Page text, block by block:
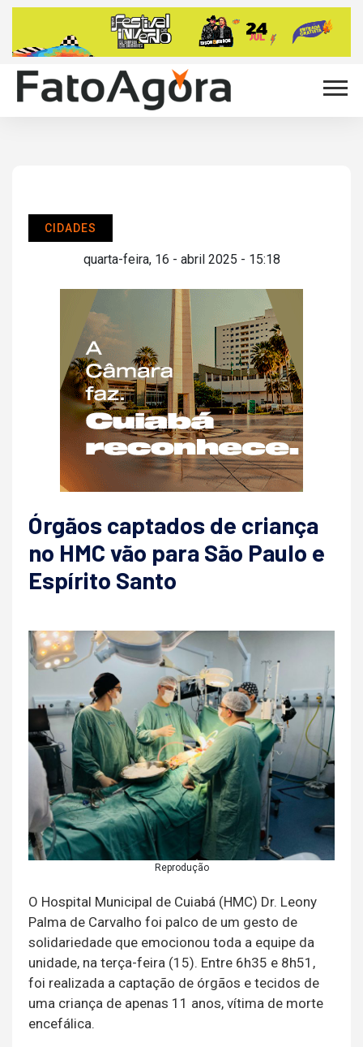
CIDADES
quarta-feira, 16 - abril 2025 - 15:18
Órgãos captados de criança
no HMC vão para São Paulo e
Espírito Santo
Reprodução
O Hospital Municipal de Cuiabá (HMC) Dr. Leony
Palma de Carvalho foi palco de um gesto de
solidariedade que emocionou toda a equipe da
unidade, na terça-feira (15). Entre 6h35 e 8h51,
foi realizada a captação de órgãos e tecidos de
uma criança de apenas 11 anos, vítima de morte
encefálica.